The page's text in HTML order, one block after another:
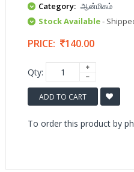
Category: ஆன்மிகம்
Stock Available-
PRICE: 140.00
Qty:
ADD TO CART
To order this product by